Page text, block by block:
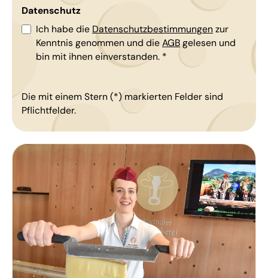
Datenschutz
Ich habe die Datenschutzbestimmungen zur
Kenntnis genommen und dieAGBgelesen und
bin mit ihnen einverstanden. *
Die mit einem Stern (*) markierten Felder sind
Pflichtfelder.